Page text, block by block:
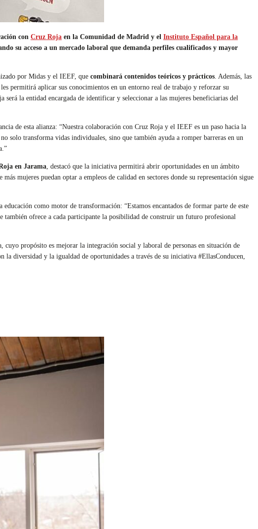
con Cruz Roja en la Comunidad de Madrid y el Instituto Español para la
su acceso a un mercado laboral que demanda perfiles cualificados y mayor
por Midas y el IEEF, que combinará contenidos teóricos y prácticos . Además, las
permitirá aplicar sus conocimientos en un entorno real de trabajo y reforzar su
será la entidad encargada de identificar y seleccionar a las mujeres beneficiarias del
de esta alianza: “Nuestra colaboración con Cruz Roja y el IEEF es un paso hacia la
solo transforma vidas individuales, sino que también ayuda a romper barreras en un
en Jarama , destacó que la iniciativa permitirá abrir oportunidades en un ámbito
mujeres puedan optar a empleos de calidad en sectores donde su representación sigue
educación como motor de transformación: “Estamos encantados de formar parte de este
también ofrece a cada participante la posibilidad de construir un futuro profesional
cuyo propósito es mejorar la integración social y laboral de personas en situación de
diversidad y la igualdad de oportunidades a través de su iniciativa #EllasConducen,